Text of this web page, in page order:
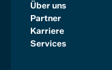
Über uns
Partner
Karriere
Services